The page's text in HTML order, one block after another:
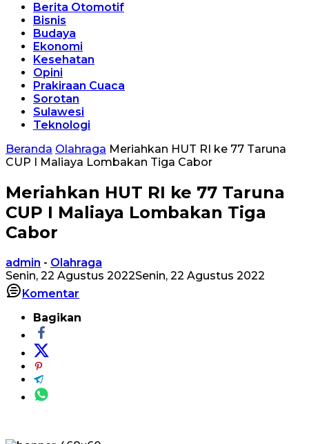
Berita Otomotif
Bisnis
Budaya
Ekonomi
Kesehatan
Opini
Prakiraan Cuaca
Sorotan
Sulawesi
Teknologi
Beranda Olahraga Meriahkan HUT RI ke 77 Taruna
CUP I Maliaya Lombakan Tiga Cabor
Meriahkan HUT RI ke 77 Taruna
CUP I Maliaya Lombakan Tiga
Cabor
admin - Olahraga
Senin, 22 Agustus 2022Senin, 22 Agustus 2022
Komentar
Bagikan